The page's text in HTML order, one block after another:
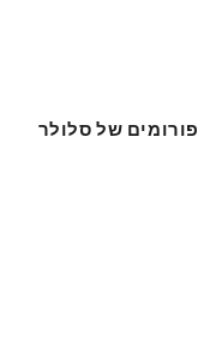
פורומים של סלולר